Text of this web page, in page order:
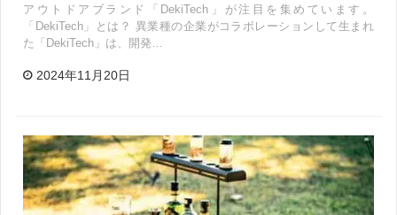
アウトドアブランド「DekiTech」が注目を集めています。
「DekiTech」とは？ 異業種の企業がコラボレーションして生まれ
た「DekiTech」は、開発…
2024年11月20日